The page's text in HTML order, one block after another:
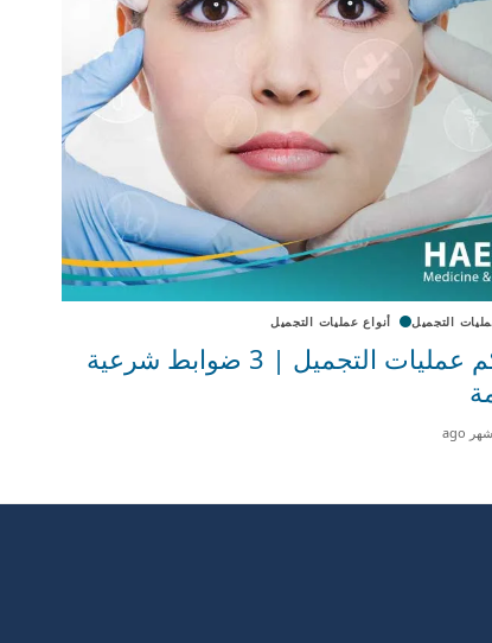
التجميل أنواع عمليات التجميل
حكم عمليات التجميل | 3 ضوابط شرعية